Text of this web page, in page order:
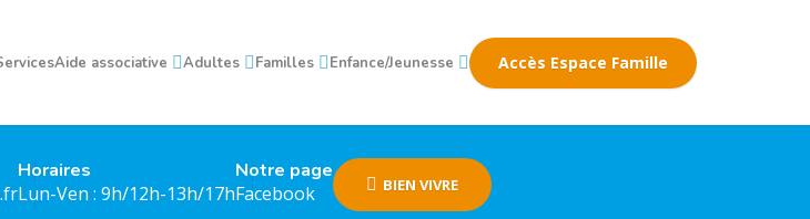
Aide associative Adultes Familles Enfance/Jeunesse Accès Espace Famille
Horaires
Lun-Ven : 9h/12h-13h/17h
Notre page
Facebook
BIEN VIVRE